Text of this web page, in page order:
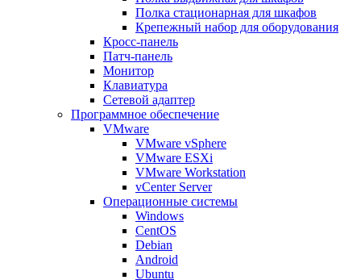
Полка стационарная для шкафов
Крепежный набор для оборудования
Кросс-панель
Патч-панель
Монитор
Клавиатура
Сетевой адаптер
Программное обеспечение
VMware
VMware vSphere
VMware ESXi
VMware Workstation
vCenter Server
Операционные системы
Windows
CentOS
Debian
Android
Ubuntu